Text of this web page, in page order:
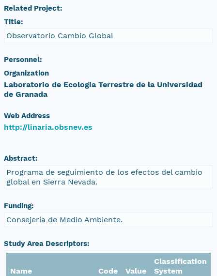
Related Project:
Title:
Observatorio Cambio Global
Personnel:
Organization
Laboratorio de Ecologia Terrestre de la Universidad
de Granada
Web Address
http://linaria.obsnev.es
Abstract:
Programa de seguimiento de los efectos del cambio
global en Sierra Nevada.
Funding:
Consejería de Medio Ambiente.
Study Area Descriptors:
Name Code Value
Classification
System